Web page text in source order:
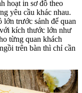
hoạt in sơ đồ theo
yêu cầu khác nhau.
lớn trước sảnh để quan
kích thước lớn như
từng quan khách
trên bàn thì chỉ cần